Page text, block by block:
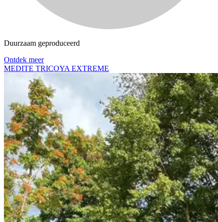
Duurzaam geproduceerd
Ontdek meer
MEDITE TRICOYA EXTREME